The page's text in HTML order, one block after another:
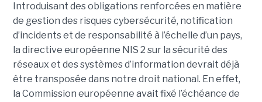
Introduisant des obligations renforcées en matière
de gestion des risques cybersécurité, notification
d’incidents et de responsabilité à l’échelle d’un pays,
la directive européenne NIS 2 sur la sécurité des
réseaux et des systèmes d’information devrait déjà
être transposée dans notre droit national. En effet,
la Commission européenne avait fixé l’échéance de